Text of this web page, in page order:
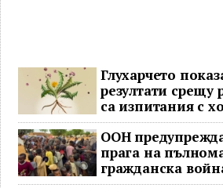
Глухарчето
резултати
са изпитания с
ООН
прага на
гражданска